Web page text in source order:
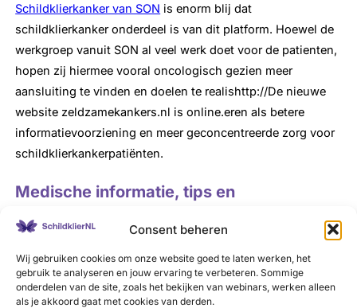
Consent beheren
Wij gebruiken cookies om onze website goed te laten werken, het
gebruik te analyseren en jouw ervaring te verbeteren. Sommige
onderdelen van de site, zoals het bekijken van webinars, werken alleen
als je akkoord gaat met cookies van derden.
Schildklierkanker van SON is enorm blij dat
schildklierkanker onderdeel is van dit platform. Hoewel de
werkgroep vanuit SON al veel werk doet voor de patienten,
hopen zij hiermee vooral oncologisch gezien meer
aansluiting te vinden en doelen te realishttp://De nieuwe
website zeldzamekankers.nl is online.eren als betere
informatievoorziening en meer geconcentreerde zorg voor
schildklierkankerpatiënten.
Medische informatie, tips en
lotgenotencontact
Het platform is een verzamelplek waar patiënten, maar ook
naasten en zorgverleners alles vinden over zeldzame
kanker. Van medische informatie tot praktische tips, en van